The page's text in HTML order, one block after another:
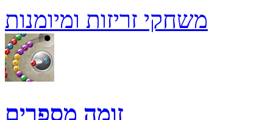
משחקי זריזות ומיומנות
זומה מספרים